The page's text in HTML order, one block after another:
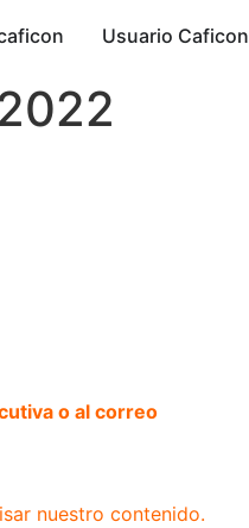
Usuario Caficon
o al correo
nuestro contenido.